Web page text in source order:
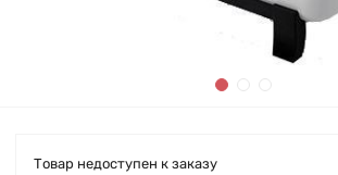
Товар недоступен к заказу